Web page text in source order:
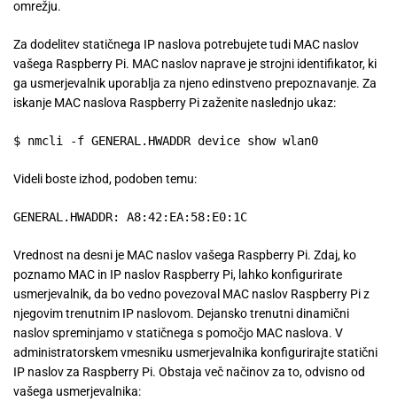
omrežju.
Za dodelitev statičnega IP naslova potrebujete tudi MAC naslov
vašega Raspberry Pi. MAC naslov naprave je strojni identifikator, ki
ga usmerjevalnik uporablja za njeno edinstveno prepoznavanje. Za
iskanje MAC naslova Raspberry Pi zaženite naslednjo ukaz:
$ nmcli -f GENERAL.HWADDR device show wlan0
Videli boste izhod, podoben temu:
GENERAL.HWADDR: A8:42:EA:58:E0:1C
Vrednost na desni je MAC naslov vašega Raspberry Pi. Zdaj, ko
poznamo MAC in IP naslov Raspberry Pi, lahko konfigurirate
usmerjevalnik, da bo vedno povezoval MAC naslov Raspberry Pi z
njegovim trenutnim IP naslovom. Dejansko trenutni dinamični
naslov spreminjamo v statičnega s pomočjo MAC naslova. V
administratorskem vmesniku usmerjevalnika konfigurirajte statični
IP naslov za Raspberry Pi. Obstaja več načinov za to, odvisno od
vašega usmerjevalnika: